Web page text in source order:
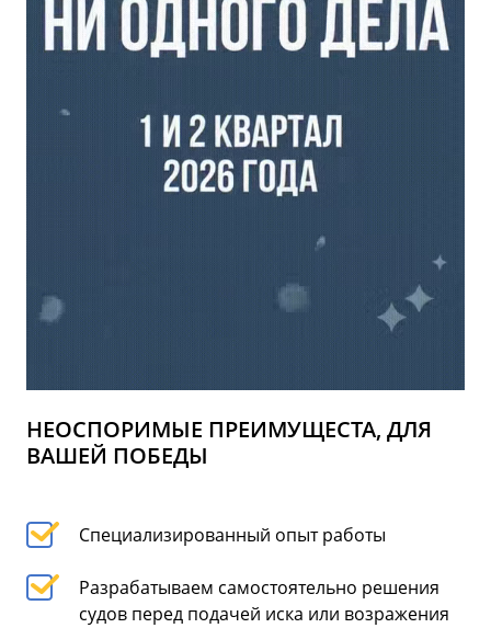
НЕОСПОРИМЫЕ ПРЕИМУЩЕСТА, ДЛЯ
ВАШЕЙ ПОБЕДЫ
Специализированный опыт работы
Разрабатываем самостоятельно решения
судов перед подачей иска или возражения